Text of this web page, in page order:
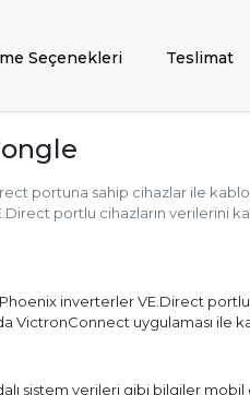
Seçenekleri Teslimat
portuna sahip cihazlar ile
portlu cihazların
inverterler VE.Direct portlu
uygulaması ile
sistem verileri gibi bilgiler